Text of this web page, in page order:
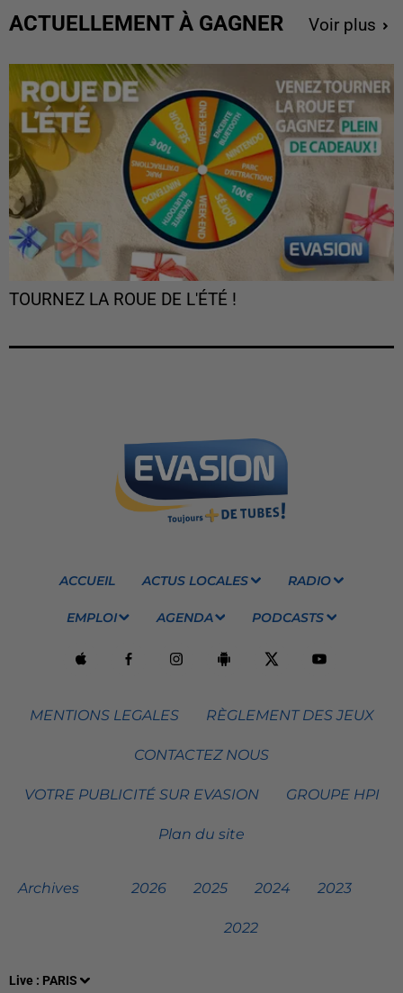
Live : PARIS
ACTUELLEMENT À GAGNER Voir plus
TOURNEZ LA ROUE DE L'ÉTÉ !
ACCUEIL ACTUS LOCALES RADIO
EMPLOI AGENDA PODCASTS
MENTIONS LEGALES RÈGLEMENT DES JEUX
CONTACTEZ NOUS
VOTRE PUBLICITÉ SUR EVASION GROUPE HPI
Plan du site
Archives 2026 2025 2024 2023
2022